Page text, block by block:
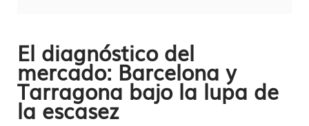
El diagnóstico del
mercado: Barcelona y
Tarragona bajo la lupa de
la escasez